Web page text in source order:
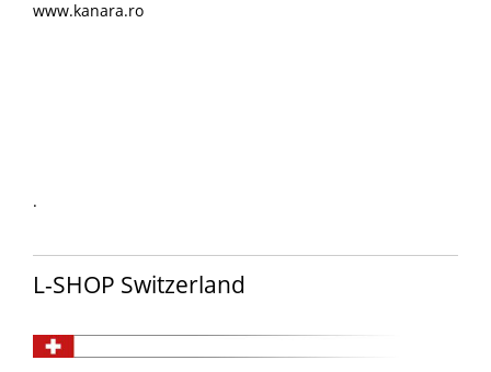
www.kanara.ro
.
L-SHOP Switzerland